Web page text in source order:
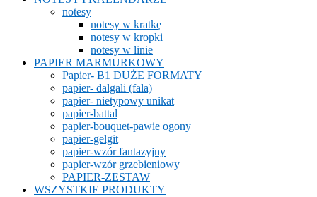
notesy
notesy w kratkę
notesy w kropki
notesy w linie
PAPIER MARMURKOWY
Papier- B1 DUŻE FORMATY
papier- dalgali (fala)
papier- nietypowy unikat
papier-battal
papier-bouquet-pawie ogony
papier-gelgit
papier-wzór fantazyjny
papier-wzór grzebieniowy
PAPIER-ZESTAW
WSZYSTKIE PRODUKTY